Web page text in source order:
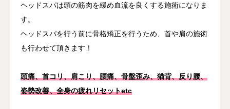
ヘッドスパは頭の筋肉を緩め血流を良くする施術になりま
す。
ヘッドスパを行う前に骨格矯正を行うため、首や肩の施術
も行わせて頂きます！
頭痛、首コリ、肩こり、腰痛、骨盤歪み、猫背、反り腰、
姿勢改善、全身の疲れリセットetc